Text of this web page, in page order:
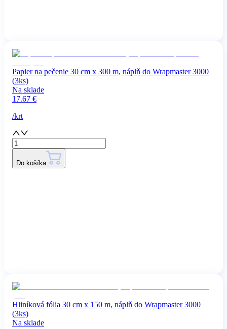
Papier na pečenie 30 cm x 300 m, náplň do Wrapmaster 3000
(3ks)
Na sklade
17.67 €
/krt
Do košíka
Hliníková fólia 30 cm x 150 m, náplň do Wrapmaster 3000
(3ks)
Na sklade